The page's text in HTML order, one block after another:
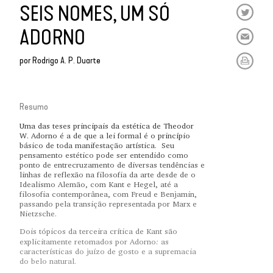
SEIS NOMES, UM SÓ
ADORNO
porRodrigo A. P. Duarte
Resumo
Uma das teses principais da estética de Theodor
W. Adorno é a de que a lei formal é o princípio
básico de toda manifestação artística. Seu
pensamento estético pode ser entendido como
ponto de entrecruzamento de diversas tendências e
linhas de reflexão na filosofia da arte desde de o
Idealismo Alemão, com Kant e Hegel, até a
filosofia contemporânea, com Freud e Benjamin,
passando pela transição representada por Marx e
Nietzsche.
Dois tópicos da terceira crítica de Kant são
explicitamente retomados por Adorno: as
características do juízo de gosto e a supremacia
do belo natural.